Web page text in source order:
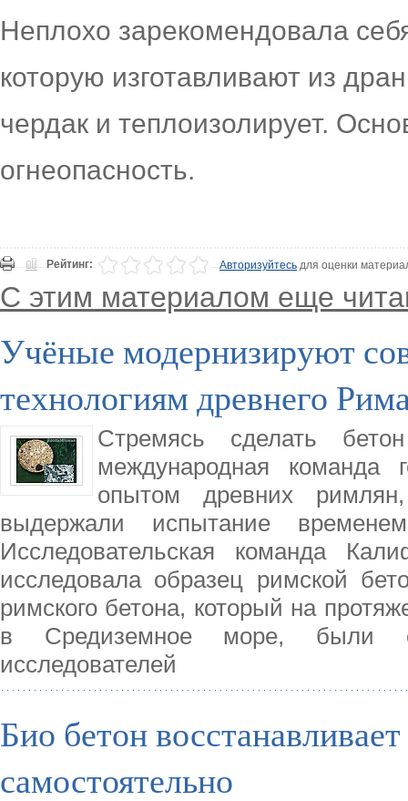
Неплохо зарекомендовала
которую изготавливают из
чердак и теплоизолирует.
огнеопасность.
Рейтинг: Авторизуйтесьдля оценки
С этим материалом еще
Учёные модернизируют
технологиям древнего
Стремясь сделать
международная команда
опытом древних
выдержали испытание
Исследовательская команда
исследовала образец римской
римского бетона, который на
в Средиземное море, были
исследователей
Био бетон
самостоятельно